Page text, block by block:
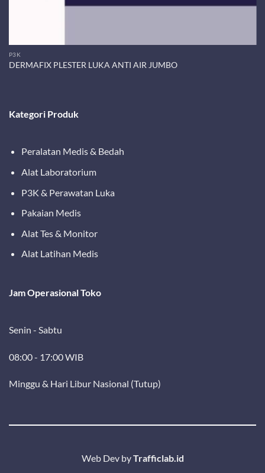
P3K
DERMAFIX PLESTER LUKA ANTI AIR JUMBO
Kategori Produk
Peralatan Medis & Bedah
Alat Laboratorium
P3K & Perawatan Luka
Pakaian Medis
Alat Tes & Monitor
Alat Latihan Medis
Jam Operasional Toko
Senin - Sabtu
08:00 - 17:00 WIB
Minggu & Hari Libur Nasional (Tutup)
Web Dev byTrafficlab.id